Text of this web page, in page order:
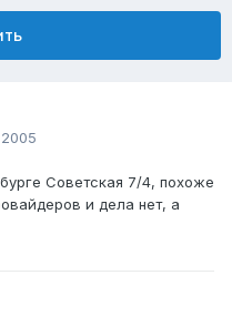
Советская 7/4, похоже
и дела нет, а